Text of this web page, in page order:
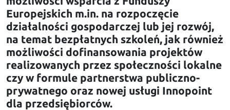
Europejskich m.in. na rozpoczęcie
działalności gospodarczej lub jej rozwój,
na temat bezpłatnych szkoleń, jak również
możliwości dofinansowania projektów
realizowanych przez społeczności lokalne
czy w formule partnerstwa publiczno-
prywatnego oraz nowej usługi Innopoint
dla przedsiębiorców.